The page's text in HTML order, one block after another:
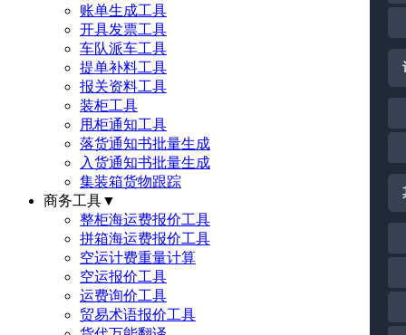
账单生成工具
开具发票工具
车队派车工具
提单补料工具
报关资料工具
装柜工具
甩柜通知工具
落货通知书批量生成
入货通知书批量生成
集装箱货物跟踪
商务工具▼
整柜海运费报价工具
拼箱海运费报价工具
空运计费重量计算
空运报价工具
运费询价工具
贸易术语报价工具